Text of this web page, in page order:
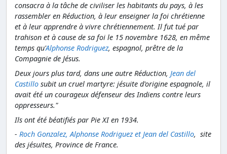
consacra à la tâche de civiliser les habitants du pays, à les
rassembler en Réduction, à leur enseigner la foi chrétienne
et à leur apprendre à vivre chrétiennement. Il fut tué par
trahison et à cause de sa foi le 15 novembre 1628, en même
temps qu'Alphonse Rodriguez, espagnol, prêtre de la
Compagnie de Jésus.
Deux jours plus tard, dans une autre Réduction, Jean del
Castillo subit un cruel martyre: jésuite d'origine espagnole, il
avait été un courageux défenseur des Indiens contre leurs
oppresseurs."
Ils ont été béatifiés par Pie XI en 1934.
- Roch Gonzalez, Alphonse Rodriguez et Jean del Castillo, site
des jésuites, Province de France.